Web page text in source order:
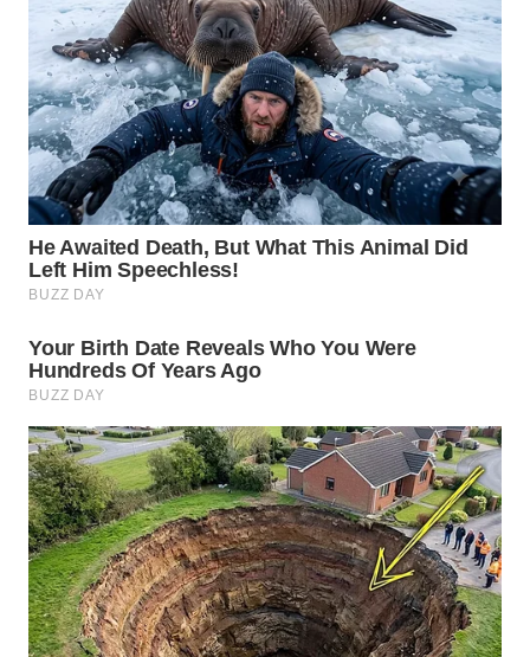
WN
SAMOSIR
WN
PADANG
LAWAS
WN
SUMEDANG
WN
CIANJUR
WN
KEPULAUAN
SERIBU
WN
TANGERANG
WN
BINJAI